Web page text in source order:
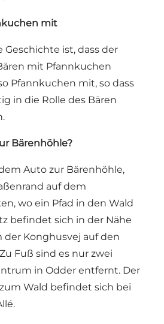
mit
Geschichte ist, dass der
mit Pfannkuchen
Pfannkuchen mit, so dass
in die Rolle des Bären
Bärenhöhle?
Auto zur Bärenhöhle,
auf dem
wo ein Pfad in den Wald
befindet sich in der Nähe
der Konghusvej auf den
Fuß sind es nur zwei
in Odder entfernt. Der
Wald befindet sich bei